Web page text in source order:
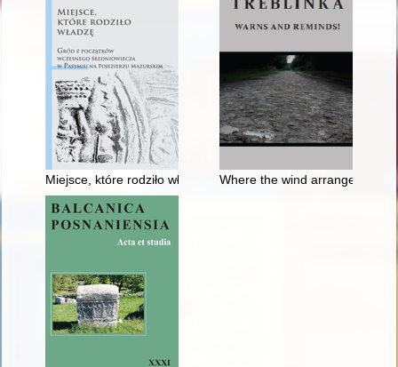
Miejsce, które rodziło władzę : gród z początków wczesnego
Where the wind arranges for